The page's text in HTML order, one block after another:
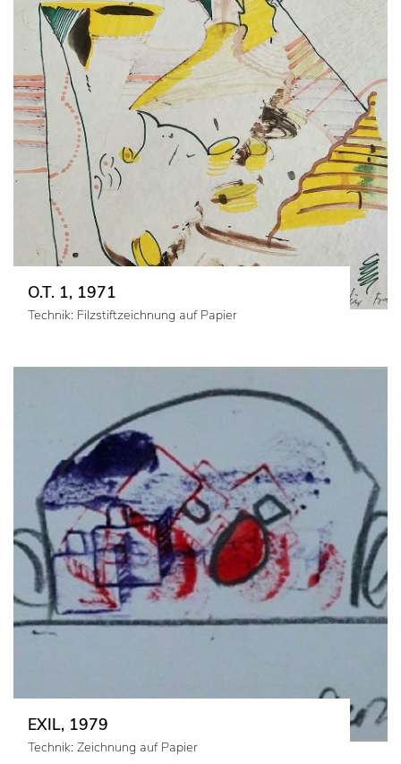
O.T. 1, 1971
Technik: Filzstiftzeichnung auf Papier
EXIL, 1979
Technik: Zeichnung auf Papier